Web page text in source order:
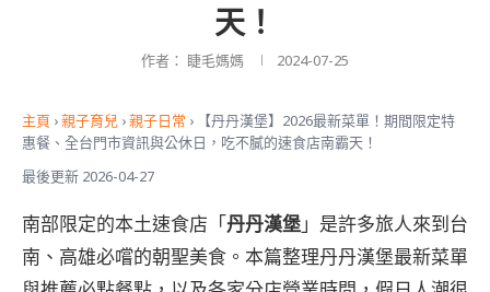
天！
作者： 睫毛媽媽 2024-07-25
主頁 ›親子育兒 ›親子日常 › 【丹丹漢堡】2026最新菜單！期間限定特
惠餐、全台門市資訊與公休日，吃不膩的速食店南霸天！
最後更新 2026-04-27
南部限定的本土速食店「丹丹漢堡」是許多旅人來到台
南、高雄必嚐的朝聖美食。本篇整理丹丹漢堡最新菜單